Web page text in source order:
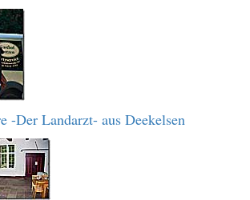
-Der Landarzt- aus Deekelsen